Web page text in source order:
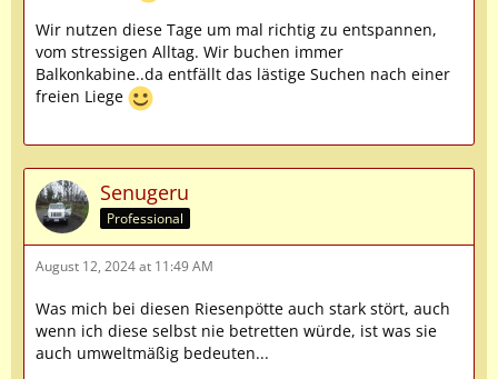
Wir nutzen diese Tage um mal richtig zu entspannen,
vom stressigen Alltag. Wir buchen immer
Balkonkabine..da entfällt das lästige Suchen nach einer
freien Liege
Senugeru
Professional
August 12, 2024 at 11:49 AM
Was mich bei diesen Riesenpötte auch stark stört, auch
wenn ich diese selbst nie betretten würde, ist was sie
auch umweltmäßig bedeuten...